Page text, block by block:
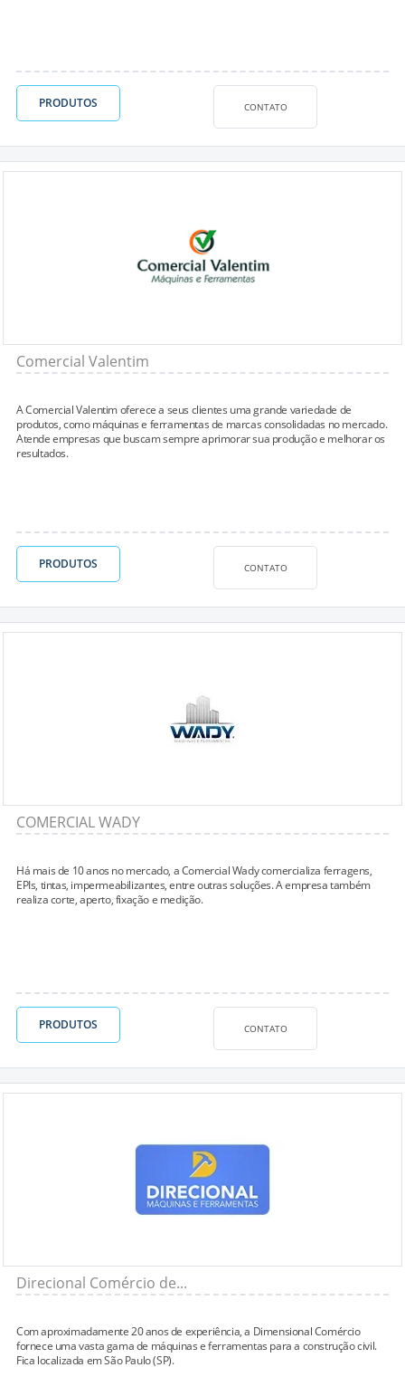
PRODUTOS CONTATO
Comercial Valentim
A Comercial Valentim oferece a seus clientes uma grande variedade de
produtos, como máquinas e ferramentas de marcas consolidadas no mercado.
Atende empresas que buscam sempre aprimorar sua produção e melhorar os
resultados.
PRODUTOS CONTATO
COMERCIAL WADY
Há mais de 10 anos no mercado, a Comercial Wady comercializa ferragens,
EPIs, tintas, impermeabilizantes, entre outras soluções. A empresa também
realiza corte, aperto, fixação e medição.
PRODUTOS CONTATO
Direcional Comércio de...
Com aproximadamente 20 anos de experiência, a Dimensional Comércio
fornece uma vasta gama de máquinas e ferramentas para a construção civil.
Fica localizada em São Paulo (SP).